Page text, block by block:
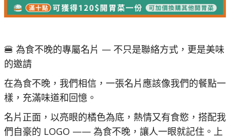
🍔 為食不晚的專屬名片 — 不只是聯絡方式，更是美味
的邀請
在為食不晚，我們相信，一張名片應該像我們的餐點一
樣，充滿味道和回憶。
名片正面，以亮眼的橘色為底，熱情又有食慾，搭配我
們自豪的 LOGO —— 為食不晚，讓人一眼就記住。上